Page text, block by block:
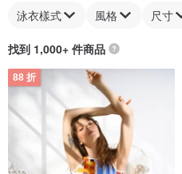
泳衣樣式 風格 尺寸
找到 1,000+ 件商品
88 折